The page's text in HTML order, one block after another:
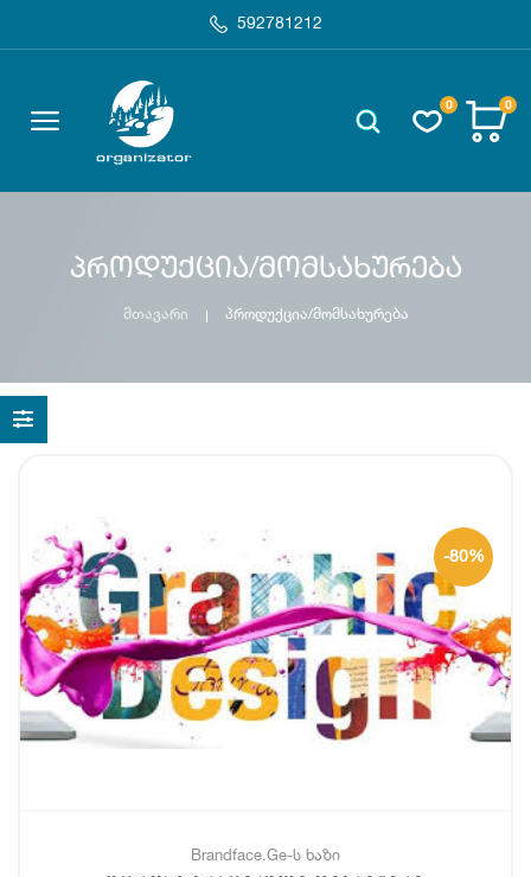
592781212
0 0
პროდუქცია/მომსახურება
მთავარი პროდუქცია/მომსახურება
-80%
Brandface.Ge-ს ხაზი